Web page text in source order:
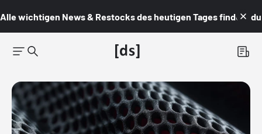
Alle wichtigen News & Restocks des heutigen Tages findest du